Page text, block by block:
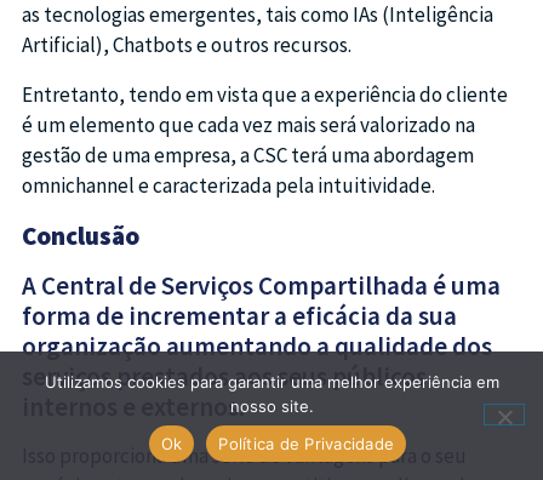
as tecnologias emergentes, tais como IAs (Inteligência
Artificial), Chatbots e outros recursos.
Entretanto, tendo em vista que a experiência do cliente
é um elemento que cada vez mais será valorizado na
gestão de uma empresa, a CSC terá uma abordagem
omnichannel e caracterizada pela intuitividade.
Conclusão
A Central de Serviços Compartilhada é uma
forma de incrementar a eficácia da sua
organização aumentando a qualidade dos
serviços prestados aos seus públicos
internos e externos.
Isso proporciona uma série de vantagens para o seu
Utilizamos cookies para garantir uma melhor experiência em
nosso site.
Ok
Política de Privacidade